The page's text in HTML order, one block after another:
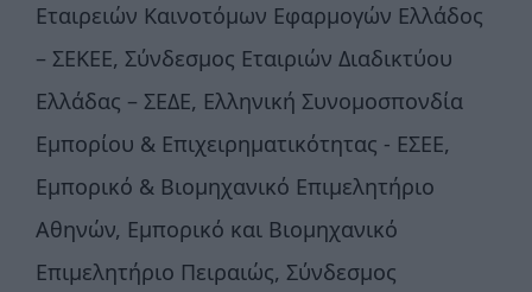
Εταιρειών Καινοτόμων Εφαρμογών Ελλάδος
– ΣΕΚΕΕ, Σύνδεσμος Εταιριών Διαδικτύου
Ελλάδας – ΣΕΔΕ, Ελληνική Συνομοσπονδία
Εμπορίου & Επιχειρηματικότητας - ΕΣΕΕ,
Εμπορικό & Βιομηχανικό Επιμελητήριο
Αθηνών, Εμπορικό και Βιομηχανικό
Επιμελητήριο Πειραιώς, Σύνδεσμος